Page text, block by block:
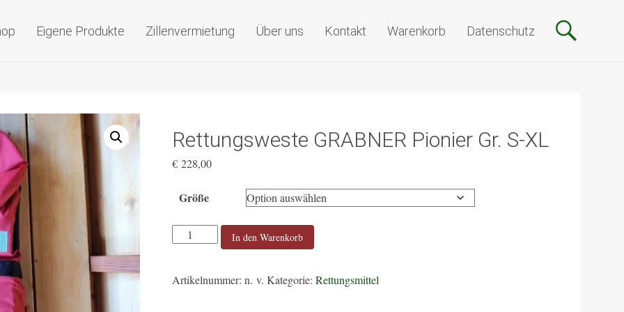
nach Maß
Eigene Produkte Zillenvermietung Über uns Kontakt Warenkorb Datenschutz
Rettungsweste GRABNER Pionier Gr. S-XL
€ 228,00
Größe
Rettungsweste
GRABNER
Gr.
In den Warenkorb
Artikelnummer:n. v. Kategorie:Rettungsmittel